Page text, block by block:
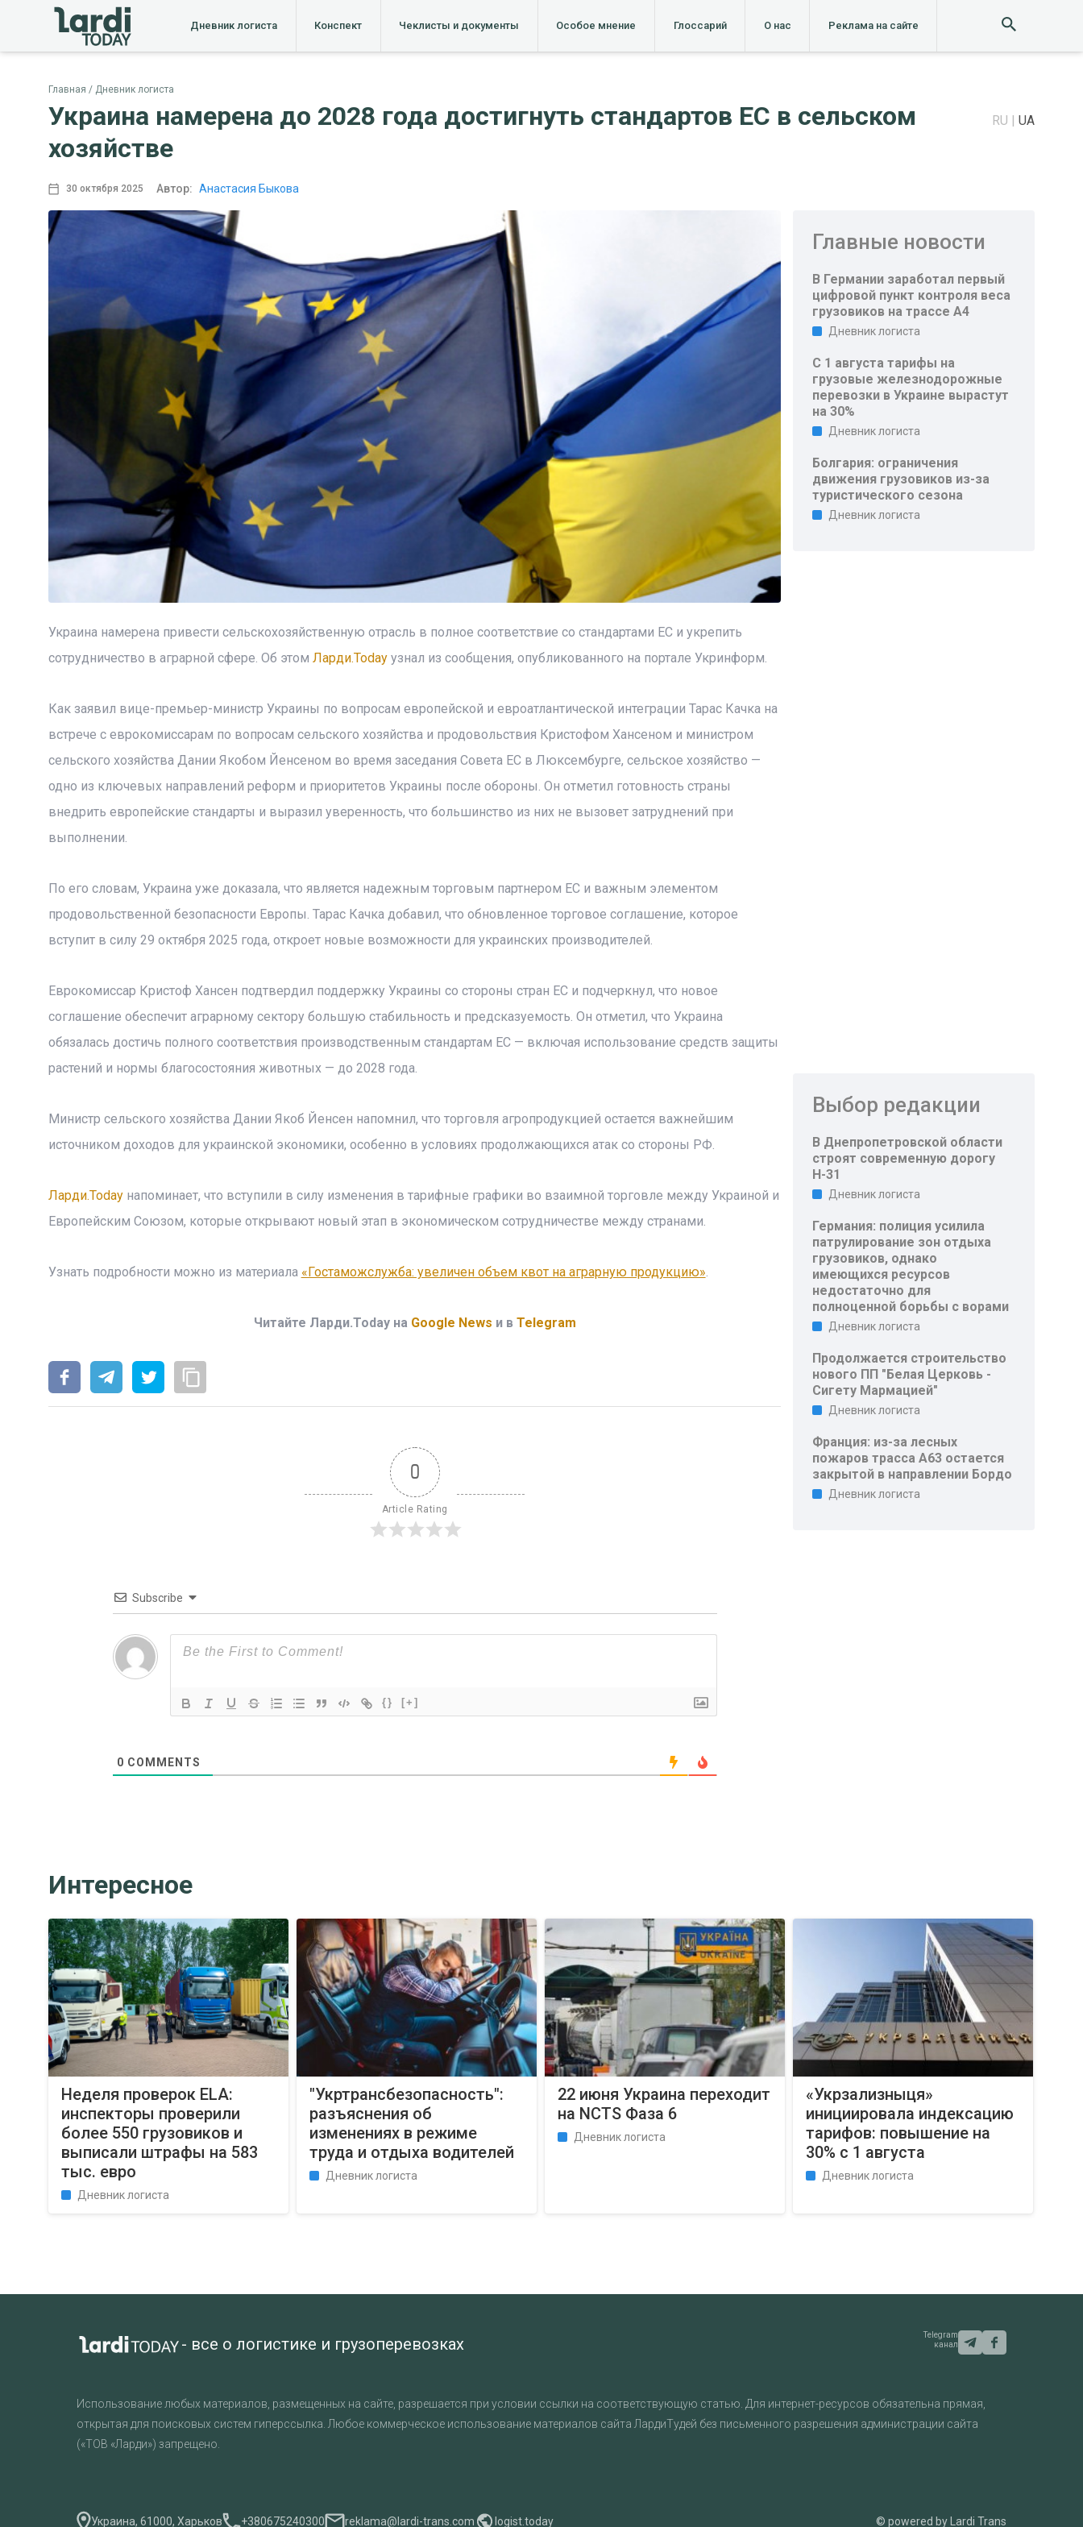
Дневник логиста Конспект Чеклисты и документы Особое мнение Глоссарий О нас Реклама на сайте
Главная Дневник логиста
Украина намерена до 2028 года достигнуть стандартов ЕС в сельском
хозяйстве
RU UA
30 октября 2025 Автор: Анастасия Быкова
Украина намерена привести сельскохозяйственную отрасль в полное соответствие со стандартами ЕС и укрепить
сотрудничество в аграрной сфере. Об этом Ларди.Todayузнал из сообщения, опубликованного на портале Укринформ.
Как заявил вице-премьер-министр Украины по вопросам европейской и евроатлантической интеграции Тарас Качка на
встрече с еврокомиссарам по вопросам сельского хозяйства и продовольствия Кристофом Хансеном и министром
сельского хозяйства Дании Якобом Йенсеном во время заседания Совета ЕС в Люксембурге, сельское хозяйство —
одно из ключевых направлений реформ и приоритетов Украины после обороны. Он отметил готовность страны
внедрить европейские стандарты и выразил уверенность, что большинство из них не вызовет затруднений при
выполнении.
По его словам, Украина уже доказала, что является надежным торговым партнером ЕС и важным элементом
продовольственной безопасности Европы. Тарас Качка добавил, что обновленное торговое соглашение, которое
вступит в силу 29 октября 2025 года, откроет новые возможности для украинских производителей.
Еврокомиссар Кристоф Хансен подтвердил поддержку Украины со стороны стран ЕС и подчеркнул, что новое
соглашение обеспечит аграрному сектору большую стабильность и предсказуемость. Он отметил, что Украина
обязалась достичь полного соответствия производственным стандартам ЕС — включая использование средств защиты
растений и нормы благосостояния животных — до 2028 года.
Министр сельского хозяйства Дании Якоб Йенсен напомнил, что торговля агропродукцией остается важнейшим
источником доходов для украинской экономики, особенно в условиях продолжающихся атак со стороны РФ.
Ларди.Todayнапоминает, что вступили в силу изменения в тарифные графики во взаимной торговле между Украиной и
Европейским Союзом, которые открывают новый этап в экономическом сотрудничестве между странами.
Узнать подробности можно из материала «Гостаможслужба: увеличен объем квот на аграрную продукцию».
Читайте Ларди.Today на Google News и в Telegram
0
Article Rating
Subscribe
{} [+]
0 COMMENTS
Главные новости
В Германии заработал первый
цифровой пункт контроля веса
грузовиков на трассе A4
Дневник логиста
С 1 августа тарифы на
грузовые железнодорожные
перевозки в Украине вырастут
на 30%
Дневник логиста
Болгария: ограничения
движения грузовиков из-за
туристического сезона
Дневник логиста
Выбор редакции
В Днепропетровской области
строят современную дорогу
Н-31
Дневник логиста
Германия: полиция усилила
патрулирование зон отдыха
грузовиков, однако
имеющихся ресурсов
недостаточно для
полноценной борьбы с ворами
Дневник логиста
Продолжается строительство
нового ПП "Белая Церковь -
Сигету Мармацией"
Дневник логиста
Франция: из-за лесных
пожаров трасса A63 остается
закрытой в направлении Бордо
Дневник логиста
Интересное
Неделя проверок ELA:
инспекторы проверили
более 550 грузовиков и
выписали штрафы на 583
тыс. евро
Дневник логиста
"Укртрансбезопасность":
разъяснения об
изменениях в режиме
труда и отдыха водителей
Дневник логиста
22 июня Украина переходит
на NCTS Фаза 6
Дневник логиста
«Укрзализныця»
инициировала индексацию
тарифов: повышение на
30% с 1 августа
Дневник логиста
- все о логистике и грузоперевозках
Telegram
канал
Использование любых материалов, размещенных на сайте, разрешается при условии ссылки на соответствующую статью. Для интернет-ресурсов обязательна прямая,
открытая для поисковых систем гиперссылка. Любое коммерческое использование материалов сайта ЛардиТудей без письменного разрешения администрации сайта
(«ТОВ «Ларди») запрещено.
Украина, 61000, Харьков +380675240300 reklama@lardi-trans.com logist.today © powered by Lardi Trans